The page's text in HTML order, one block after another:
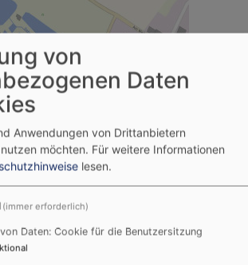
Musik
von
Daten
Anwendungen von Drittanbietern
möchten. Für weitere Informationen
lesen.
(immer erforderlich)
Daten: Cookie für die Benutzersitzung